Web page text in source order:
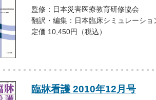
監修：日本災害医療教育研修協会
翻訳・編集：日本臨床シミュレーショ
定価 10,450円（税込）
臨牀看護 2010年12月号